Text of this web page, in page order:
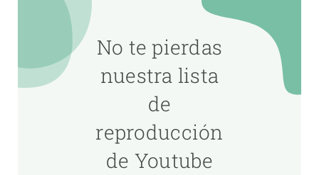
No te pierdas
nuestra lista
de
reproducción
de Youtube